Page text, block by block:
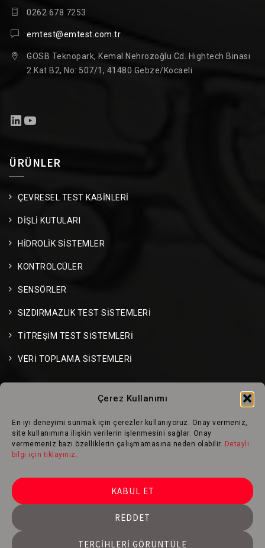
Çerez Kullanımı
En iyi deneyimi sunmak için çerezler kullanıyoruz. Onay vermeniz,
site kullanımına ilişkin verilerin işlenmesini sağlar. Onay
vermemeniz bazı özelliklerin çalışmamasına neden olabilir. Detaylı
bilgi için tıklayınız.
KABUL ET
REDDET
TERCIHLERI GÖRÜNTÜLE
0262 678 7253
emtest@emtest.com.tr
GOSB Teknopark, Kemal Nehrozoğlu Cd. Hightech Binası
2.Kat B2, No: 507/1, 41480 Gebze/Kocaeli
LinkedIn
YouTube
ÜRÜNLER
ÇEVRESEL TEST KABİNLERİ
DİŞLİ KUTULARI
HİDROLİK SİSTEMLER
KONTROLCÜLER
SENSÖRLER
SIZDIRMAZLIK TEST SİSTEMLERİ
TİTREŞİM TEST SİSTEMLERİ
VERİ TOPLAMA SİSTEMLERİ
HAVACILIK ve UZAY